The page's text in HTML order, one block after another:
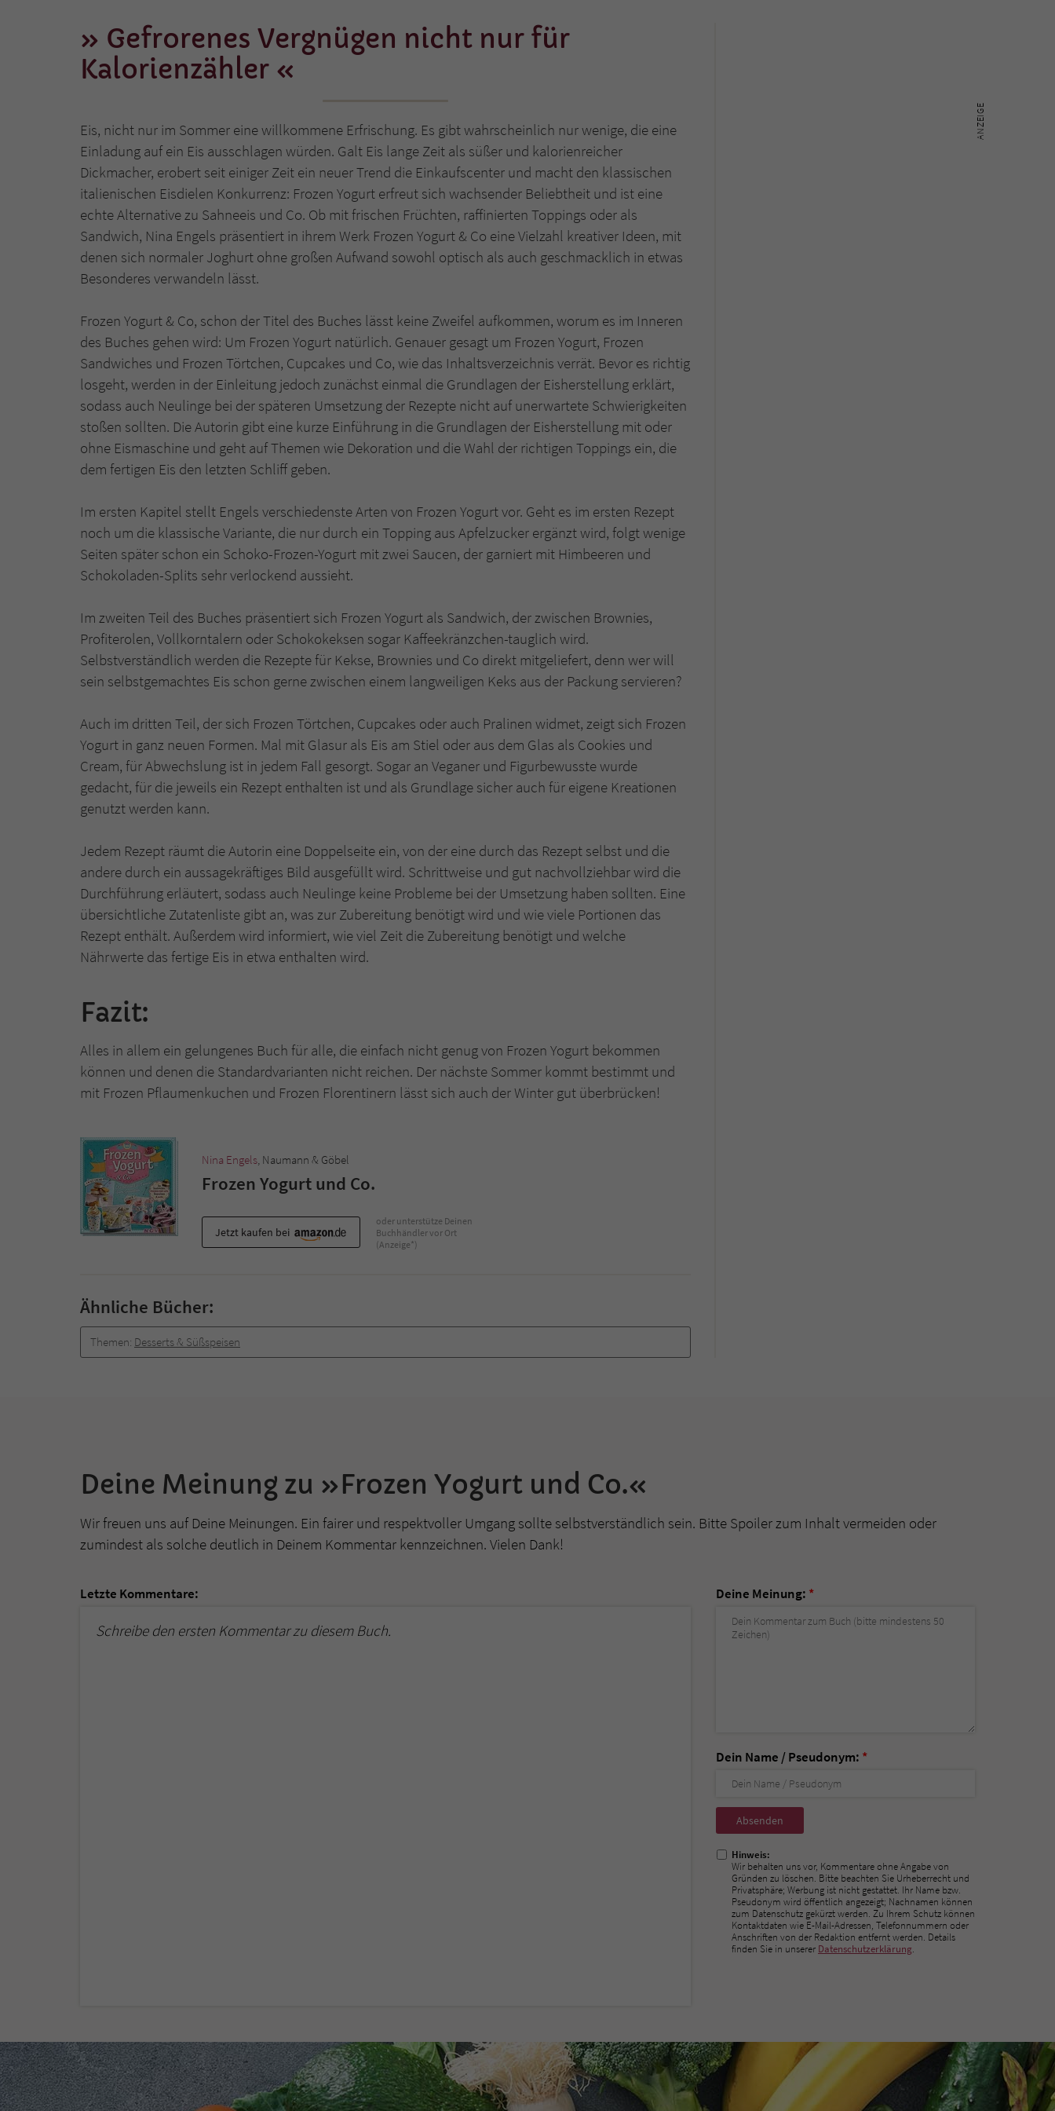
Gefrorenes Vergnügen nicht nur für
Kalorienzähler
Eis, nicht nur im Sommer eine willkommene Erfrischung. Es gibt wahrscheinlich nur wenige, die eine
Einladung auf ein Eis ausschlagen würden. Galt Eis lange Zeit als süßer und kalorienreicher
Dickmacher, erobert seit einiger Zeit ein neuer Trend die Einkaufscenter und macht den klassischen
italienischen Eisdielen Konkurrenz: Frozen Yogurt erfreut sich wachsender Beliebtheit und ist eine
echte Alternative zu Sahneeis und Co. Ob mit frischen Früchten, raffinierten Toppings oder als
Sandwich, Nina Engels präsentiert in ihrem Werk Frozen Yogurt & Co eine Vielzahl kreativer Ideen, mit
denen sich normaler Joghurt ohne großen Aufwand sowohl optisch als auch geschmacklich in etwas
Besonderes verwandeln lässt.
Frozen Yogurt & Co, schon der Titel des Buches lässt keine Zweifel aufkommen, worum es im Inneren
des Buches gehen wird: Um Frozen Yogurt natürlich. Genauer gesagt um Frozen Yogurt, Frozen
Sandwiches und Frozen Törtchen, Cupcakes und Co, wie das Inhaltsverzeichnis verrät. Bevor es richtig
losgeht, werden in der Einleitung jedoch zunächst einmal die Grundlagen der Eisherstellung erklärt,
sodass auch Neulinge bei der späteren Umsetzung der Rezepte nicht auf unerwartete Schwierigkeiten
stoßen sollten. Die Autorin gibt eine kurze Einführung in die Grundlagen der Eisherstellung mit oder
ohne Eismaschine und geht auf Themen wie Dekoration und die Wahl der richtigen Toppings ein, die
dem fertigen Eis den letzten Schliff geben.
Im ersten Kapitel stellt Engels verschiedenste Arten von Frozen Yogurt vor. Geht es im ersten Rezept
noch um die klassische Variante, die nur durch ein Topping aus Apfelzucker ergänzt wird, folgt wenige
Seiten später schon ein Schoko-Frozen-Yogurt mit zwei Saucen, der garniert mit Himbeeren und
Schokoladen-Splits sehr verlockend aussieht.
Im zweiten Teil des Buches präsentiert sich Frozen Yogurt als Sandwich, der zwischen Brownies,
Profiterolen, Vollkorntalern oder Schokokeksen sogar Kaffeekränzchen-tauglich wird.
Selbstverständlich werden die Rezepte für Kekse, Brownies und Co direkt mitgeliefert, denn wer will
sein selbstgemachtes Eis schon gerne zwischen einem langweiligen Keks aus der Packung servieren?
Auch im dritten Teil, der sich Frozen Törtchen, Cupcakes oder auch Pralinen widmet, zeigt sich Frozen
Yogurt in ganz neuen Formen. Mal mit Glasur als Eis am Stiel oder aus dem Glas als Cookies und
Cream, für Abwechslung ist in jedem Fall gesorgt. Sogar an Veganer und Figurbewusste wurde
gedacht, für die jeweils ein Rezept enthalten ist und als Grundlage sicher auch für eigene Kreationen
genutzt werden kann.
Jedem Rezept räumt die Autorin eine Doppelseite ein, von der eine durch das Rezept selbst und die
andere durch ein aussagekräftiges Bild ausgefüllt wird. Schrittweise und gut nachvollziehbar wird die
Durchführung erläutert, sodass auch Neulinge keine Probleme bei der Umsetzung haben sollten. Eine
übersichtliche Zutatenliste gibt an, was zur Zubereitung benötigt wird und wie viele Portionen das
Rezept enthält. Außerdem wird informiert, wie viel Zeit die Zubereitung benötigt und welche
Nährwerte das fertige Eis in etwa enthalten wird.
Fazit:
Alles in allem ein gelungenes Buch für alle, die einfach nicht genug von Frozen Yogurt bekommen
können und denen die Standardvarianten nicht reichen. Der nächste Sommer kommt bestimmt und
mit Frozen Pflaumenkuchen und Frozen Florentinern lässt sich auch der Winter gut überbrücken!
Nina Engels , Naumann & Göbel
Frozen Yogurt und Co.
Jetzt kaufen bei
oder unterstütze Deinen
Buchhändler vor Ort
(Anzeige*)
Ähnliche Bücher:
Themen: Desserts & Süßspeisen
Deine Meinung zu »Frozen Yogurt und Co.«
Wir freuen uns auf Deine Meinungen. Ein fairer und respektvoller Umgang sollte selbstverständlich sein. Bitte Spoiler zum Inhalt vermeiden oder
zumindest als solche deutlich in Deinem Kommentar kennzeichnen. Vielen Dank!
Letzte Kommentare:
Schreibe den ersten Kommentar zu diesem Buch.
Deine Meinung: *
Dein Name / Pseudonym: *
Nicht
ausfüllen!
Hinweis:
Wir behalten uns vor, Kommentare ohne Angabe von
Gründen zu löschen. Bitte beachten Sie Urheberrecht und
Privatsphäre; Werbung ist nicht gestattet. Ihr Name bzw.
Pseudonym wird öffentlich angezeigt; Nachnamen können
zum Datenschutz gekürzt werden. Zu Ihrem Schutz können
Kontaktdaten wie E-Mail-Adressen, Telefonnummern oder
Anschriften von der Redaktion entfernt werden. Details
finden Sie in unserer Datenschutzerklärung.
Name tx_pwcomments_ahash
Zweck Cookie für Kommentare einzelner Buchtitel
Name fe_typo_user
Anbieter Literatur-Couch Medien GmbH & Co. KG
Zweck
Webseite mit dem Benutzer. Es wird benötigt um z. B.
den Sicherheitscode des Kontaktformulars zu
überprüfen.